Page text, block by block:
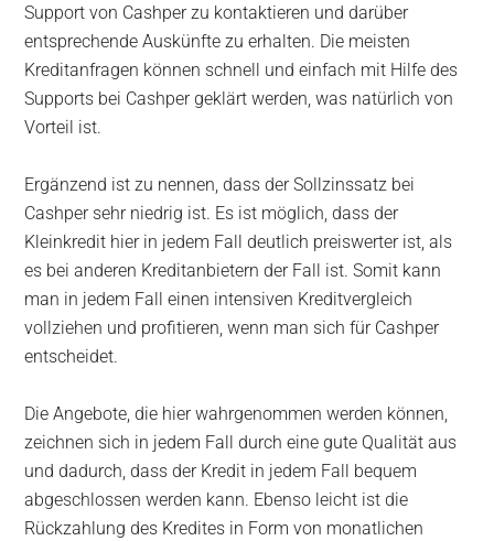
Support von Cashper zu kontaktieren und darüber
entsprechende Auskünfte zu erhalten. Die meisten
Kreditanfragen können schnell und einfach mit Hilfe des
Supports bei Cashper geklärt werden, was natürlich von
Vorteil ist.
Ergänzend ist zu nennen, dass der Sollzinssatz bei
Cashper sehr niedrig ist. Es ist möglich, dass der
Kleinkredit hier in jedem Fall deutlich preiswerter ist, als
es bei anderen Kreditanbietern der Fall ist. Somit kann
man in jedem Fall einen intensiven Kreditvergleich
vollziehen und profitieren, wenn man sich für Cashper
entscheidet.
Die Angebote, die hier wahrgenommen werden können,
zeichnen sich in jedem Fall durch eine gute Qualität aus
und dadurch, dass der Kredit in jedem Fall bequem
abgeschlossen werden kann. Ebenso leicht ist die
Rückzahlung des Kredites in Form von monatlichen